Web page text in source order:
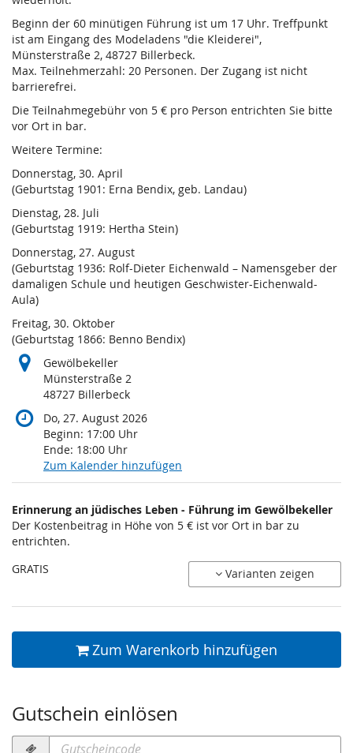
Beginn der 60 minütigen Führung ist um 17 Uhr. Treffpunkt
ist am Eingang des Modeladens "die Kleiderei",
Münsterstraße 2, 48727 Billerbeck.
Max. Teilnehmerzahl: 20 Personen. Der Zugang ist nicht
barrierefrei.
Die Teilnahmegebühr von 5 € pro Person entrichten Sie bitte
vor Ort in bar.
Weitere Termine:
Donnerstag, 30. April
(Geburtstag 1901: Erna Bendix, geb. Landau)
Dienstag, 28. Juli
(Geburtstag 1919: Hertha Stein)
Donnerstag, 27. August
(Geburtstag 1936: Rolf-Dieter Eichenwald – Namensgeber der
damaligen Schule und heutigen Geschwister-Eichenwald-
Aula)
Freitag, 30. Oktober
(Geburtstag 1866: Benno Bendix)
Gewölbekeller
Münsterstraße 2
48727 Billerbeck
Do, 27. August 2026
Beginn: 17:00 Uhr
Ende: 18:00 Uhr
Zum Kalender hinzufügen
Produkte
Unkategorisierte
Produkte
Erinnerung an jüdisches Leben - Führung im Gewölbekeller
Der Kostenbeitrag in Höhe von 5 € ist vor Ort in bar zu
entrichten.
GRATIS
Varianten zeigen
Zum Warenkorb hinzufügen
Gutschein einlösen
Gutscheincode